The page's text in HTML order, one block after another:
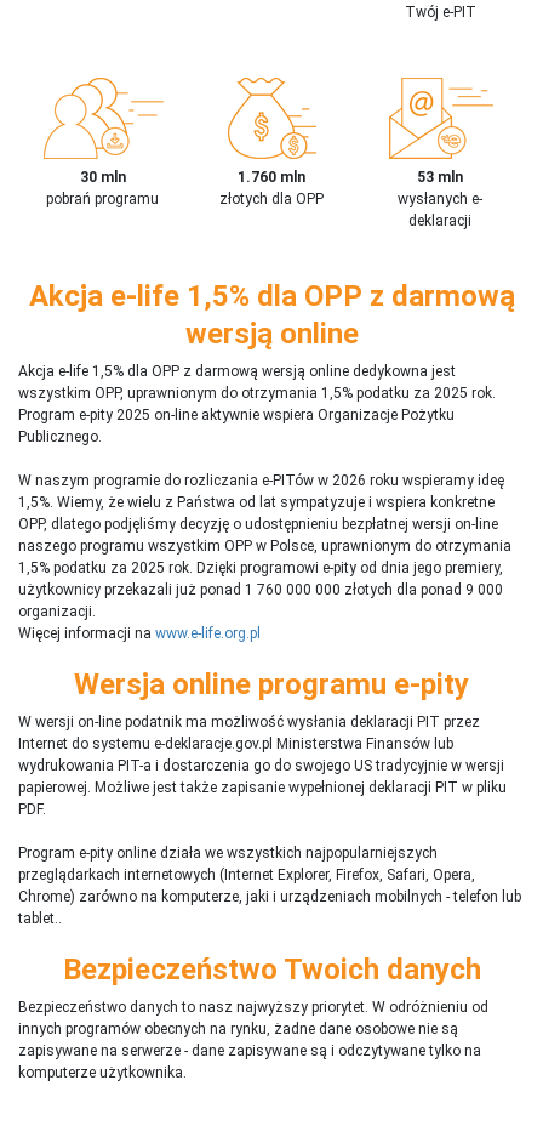
Twój e-PIT
30 mln
pobrań programu
1.760 mln
złotych dla OPP
53 mln
wysłanych e-
deklaracji
Akcja e-life 1,5% dla OPP z darmową
wersją online
Akcja e-life 1,5% dla OPP z darmową wersją online dedykowna jest
wszystkim OPP, uprawnionym do otrzymania 1,5% podatku za 2025 rok.
Program e-pity 2025 on-line aktywnie wspiera Organizacje Pożytku
Publicznego.
W naszym programie do rozliczania e-PITów w 2026 roku wspieramy ideę
1,5%. Wiemy, że wielu z Państwa od lat sympatyzuje i wspiera konkretne
OPP, dlatego podjęliśmy decyzję o udostępnieniu bezpłatnej wersji on-line
naszego programu wszystkim OPP w Polsce, uprawnionym do otrzymania
1,5% podatku za 2025 rok. Dzięki programowi e-pity od dnia jego premiery,
użytkownicy przekazali już ponad 1 760 000 000 złotych dla ponad 9 000
organizacji.
Więcej informacji na www.e-life.org.pl
Wersja online programu e-pity
W wersji on-line podatnik ma możliwość wysłania deklaracji PIT przez
Internet do systemu e-deklaracje.gov.pl Ministerstwa Finansów lub
wydrukowania PIT-a i dostarczenia go do swojego US tradycyjnie w wersji
papierowej. Możliwe jest także zapisanie wypełnionej deklaracji PIT w pliku
PDF.
Program e-pity online działa we wszystkich najpopularniejszych
przeglądarkach internetowych (Internet Explorer, Firefox, Safari, Opera,
Chrome) zarówno na komputerze, jaki i urządzeniach mobilnych - telefon lub
tablet..
Bezpieczeństwo Twoich danych
Bezpieczeństwo danych to nasz najwyższy priorytet. W odróżnieniu od
innych programów obecnych na rynku, żadne dane osobowe nie są
zapisywane na serwerze - dane zapisywane są i odczytywane tylko na
komputerze użytkownika.